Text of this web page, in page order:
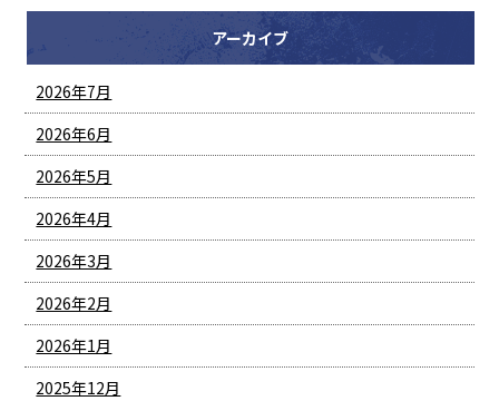
アーカイブ
2026年7月
2026年6月
2026年5月
2026年4月
2026年3月
2026年2月
2026年1月
2025年12月